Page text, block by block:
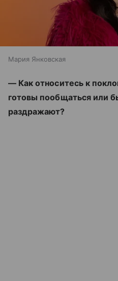
Мария Янковская
— Как относитесь к
готовы пообщаться или
раздражают?